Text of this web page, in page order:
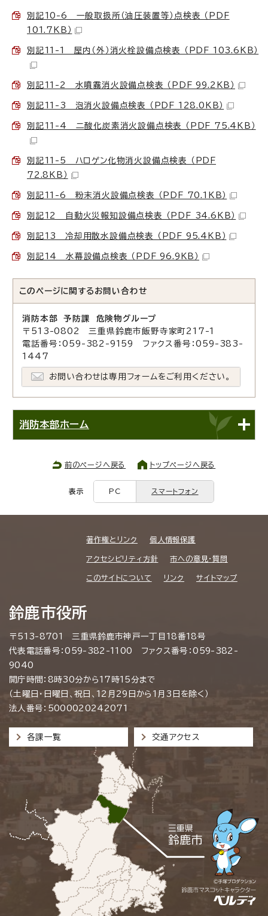
別記10-6 一般取扱所（油圧装置等）点検表 （PDF
101.7KB）
別記11-1 屋内（外）消火栓設備点検表 （PDF 103.6KB）
別記11-2 水噴霧消火設備点検表 （PDF 99.2KB）
別記11-3 泡消火設備点検表 （PDF 128.0KB）
別記11-4 二酸化炭素消火設備点検表 （PDF 75.4KB）
別記11-5 ハロゲン化物消火設備点検表 （PDF
72.8KB）
別記11-6 粉末消火設備点検表 （PDF 70.1KB）
別記12 自動火災報知設備点検表 （PDF 34.6KB）
別記13 冷却用散水設備点検表 （PDF 95.4KB）
別記14 水幕設備点検表 （PDF 96.9KB）
このページに関する お問い合わせ
消防本部 予防課 危険物グループ
〒513-0802 三重県鈴鹿市飯野寺家町217-1
電話番号：059-382-9159 ファクス番号：059-383-
1447
お問い合わせは専用フォームをご利用ください。
消防本部ホーム
前のページへ戻る トップページへ戻る
表示 PC スマートフォン
著作権とリンク 個人情報保護
アクセシビリティ方針 市への意見・質問
このサイトについて リンク サイトマップ
鈴鹿市役所
〒513-8701 三重県鈴鹿市神戸一丁目18番18号
代表電話番号：059-382-1100 ファクス番号：059-382-
9040
開庁時間：8時30分から17時15分まで
（土曜日・日曜日、祝日、12月29日から1月3日を除く）
法人番号：5000020242071
各課一覧 交通アクセス